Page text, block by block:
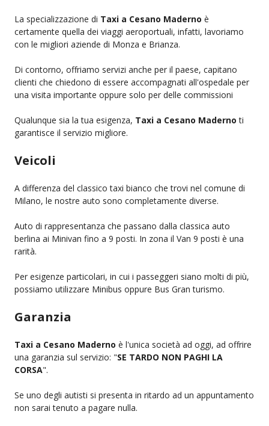
La specializzazione di Taxi a Cesano Maderno è
certamente quella dei viaggi aeroportuali, infatti, lavoriamo
con le migliori aziende di Monza e Brianza.
Di contorno, offriamo servizi anche per il paese, capitano
clienti che chiedono di essere accompagnati all'ospedale per
una visita importante oppure solo per delle commissioni
Qualunque sia la tua esigenza, Taxi a Cesano Maderno ti
garantisce il servizio migliore.
Veicoli
A differenza del classico taxi bianco che trovi nel comune di
Milano, le nostre auto sono completamente diverse.
Auto di rappresentanza che passano dalla classica auto
berlina ai Minivan fino a 9 posti. In zona il Van 9 posti è una
rarità.
Per esigenze particolari, in cui i passeggeri siano molti di più,
possiamo utilizzare Minibus oppure Bus Gran turismo.
Garanzia
Taxi a Cesano Maderno è l'unica società ad oggi, ad offrire
una garanzia sul servizio: "SE TARDO NON PAGHI LA
CORSA".
Se uno degli autisti si presenta in ritardo ad un appuntamento
non sarai tenuto a pagare nulla.